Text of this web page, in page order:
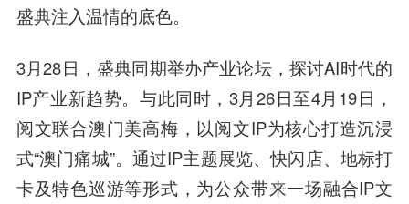
盛典注入温情的底色。
3月28日，盛典同期举办产业论坛，探讨AI时代的
IP产业新趋势。与此同时，3月26日至4月19日，
阅文联合澳门美高梅，以阅文IP为核心打造沉浸
式“澳门痛城”。通过IP主题展览、快闪店、地标打
卡及特色巡游等形式，为公众带来一场融合IP文